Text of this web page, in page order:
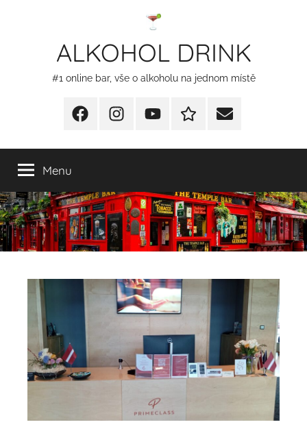
ALKOHOL DRINK
#1 online bar, vše o alkoholu na jednom místě
FacebookInstagram
YT
Redakční
E-
Menu